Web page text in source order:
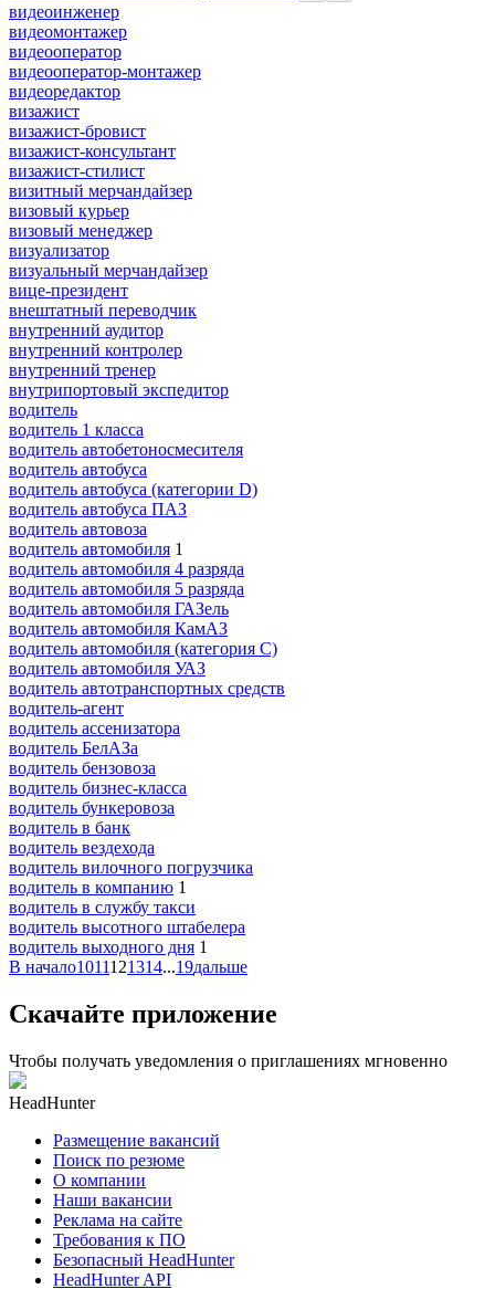
видеоинженер
видеомонтажер
видеооператор
видеооператор-монтажер
видеоредактор
визажист
визажист-бровист
визажист-консультант
визажист-стилист
визитный мерчандайзер
визовый курьер
визовый менеджер
визуализатор
визуальный мерчандайзер
вице-президент
внештатный переводчик
внутренний аудитор
внутренний контролер
внутренний тренер
внутрипортовый экспедитор
водитель
водитель 1 класса
водитель автобетоносмесителя
водитель автобуса
водитель автобуса (категории D)
водитель автобуса ПАЗ
водитель автовоза
водитель автомобиля 1
водитель автомобиля 4 разряда
водитель автомобиля 5 разряда
водитель автомобиля ГАЗель
водитель автомобиля КамАЗ
водитель автомобиля (категория C)
водитель автомобиля УАЗ
водитель автотранспортных средств
водитель-агент
водитель ассенизатора
водитель БелАЗа
водитель бензовоза
водитель бизнес-класса
водитель бункеровоза
водитель в банк
водитель вездехода
водитель вилочного погрузчика
водитель в компанию 1
водитель в службу такси
водитель высотного штабелера
водитель выходного дня 1
В начало1011121314...19дальше
Скачайте приложение
Чтобы получать уведомления о приглашениях мгновенно
HeadHunter
Размещение вакансий
Поиск по резюме
О компании
Наши вакансии
Реклама на сайте
Требования к ПО
Безопасный HeadHunter
HeadHunter API